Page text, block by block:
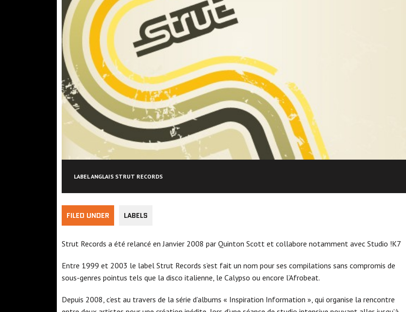
LABEL ANGLAIS STRUT RECORDS
FILED UNDER LABELS
Strut Records a été relancé en Janvier 2008 par Quinton Scott et collabore notamment avec Studio !K7
Entre 1999 et 2003 le label Strut Records s’est fait un nom pour ses compilations sans compromis de
sous-genres pointus tels que la disco italienne, le Calypso ou encore l’Afrobeat.
Depuis 2008, c’est au travers de la série d’albums « Inspiration Information », qui organise la rencontre